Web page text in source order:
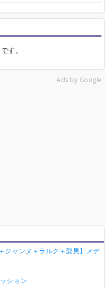
す。
Ads by Google
ジャンヌ＋ラルク＋髭男】メデ
ション